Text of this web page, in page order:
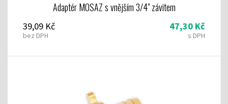
Adaptér MOSAZ s vnějším 3/4" závitem
39,09 Kč
bez DPH
47,30 Kč
s DPH